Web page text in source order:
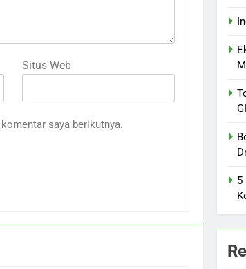
Situs Web
saya berikutnya.
5